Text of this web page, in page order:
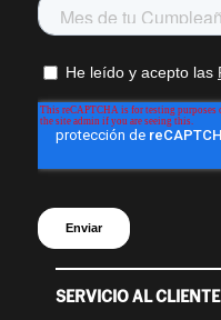
SERVICIO AL CLIENTE